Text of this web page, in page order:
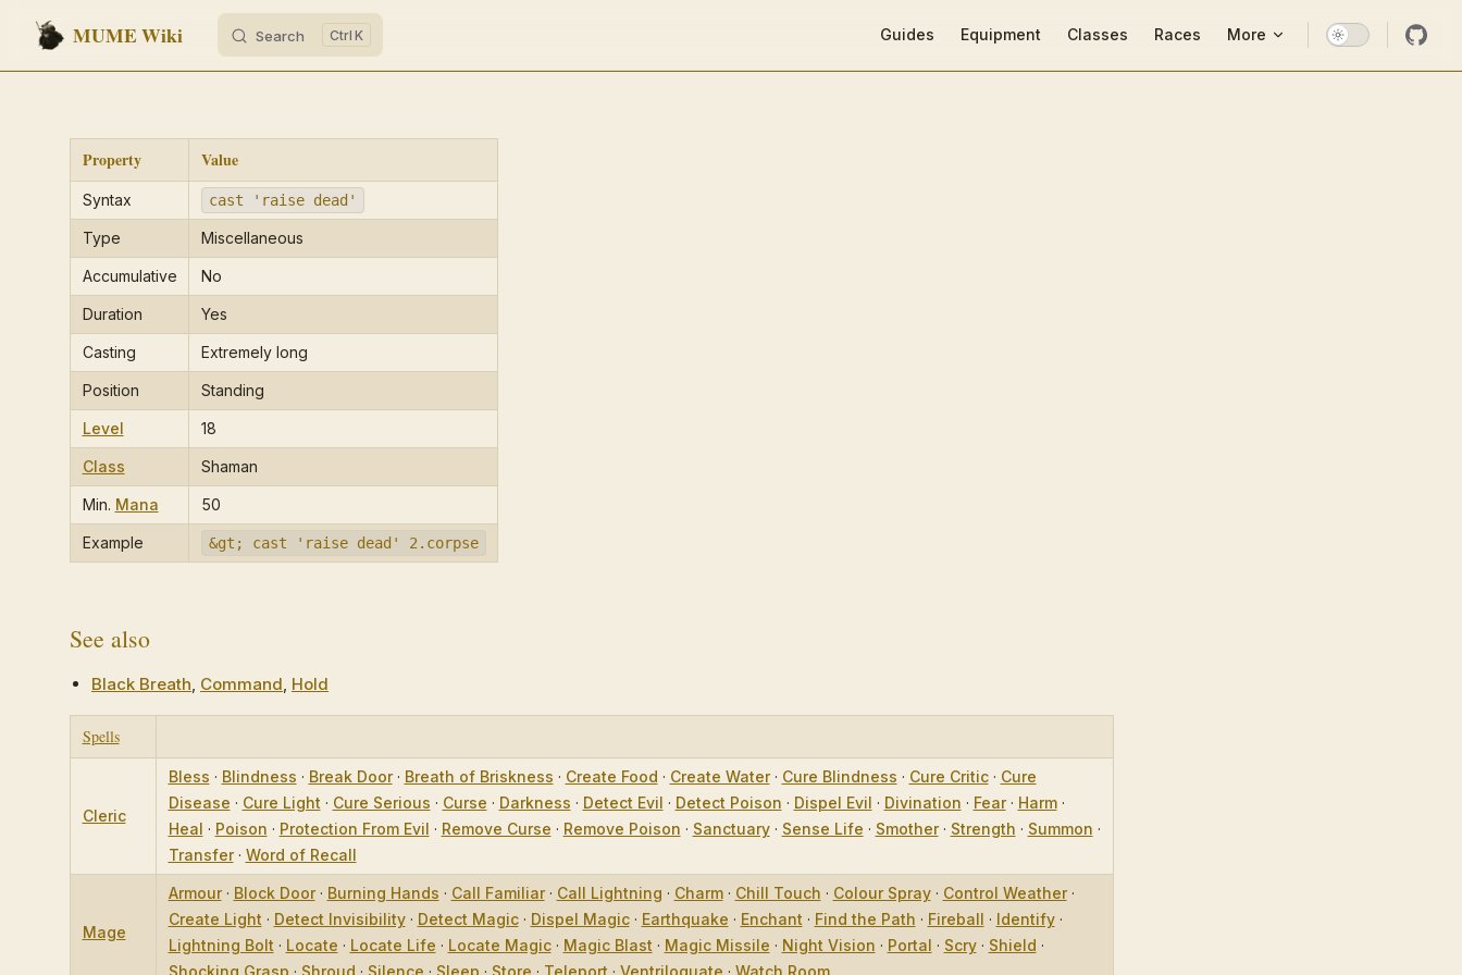
Skip to content
MUME Wiki Search K Guides Equipment Classes Races More
Property Value
Syntax cast 'raise dead'
Type Miscellaneous
Accumulative No
Duration Yes
Casting Extremely long
Position Standing
Level 18
Class Shaman
Min. Mana 50
Example &gt; cast 'raise dead' 2.corpse
See also
Black Breath, Command, Hold
Spells
Cleric
Bless · Blindness · Break Door· Breath of Briskness · Create Food · Create Water· Cure Blindness · Cure Critic· Cure
Disease · Cure Light · Cure Serious · Curse · Darkness · Detect Evil · Detect Poison · Dispel Evil · Divination · Fear· Harm·
Heal · Poison · Protection From Evil · Remove Curse · Remove Poison · Sanctuary· Sense Life · Smother· Strength · Summon ·
Transfer· Word of Recall
Mage
Armour· Block Door· Burning Hands · Call Familiar· Call Lightning · Charm· Chill Touch · Colour Spray· Control Weather·
Create Light · Detect Invisibility· Detect Magic· Dispel Magic· Earthquake · Enchant · Find the Path · Fireball · Identify·
Lightning Bolt · Locate · Locate Life · Locate Magic· Magic Blast · Magic Missile · Night Vision · Portal · Scry· Shield ·
Shocking Grasp · Shroud · Silence · Sleep · Store · Teleport · Ventriloquate · Watch Room